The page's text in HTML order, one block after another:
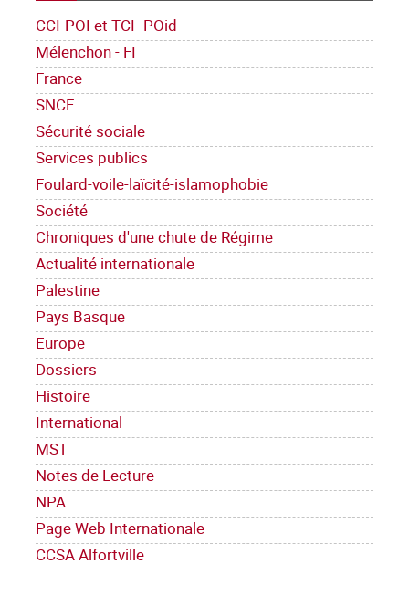
CCI-POI et TCI- POid
Mélenchon - FI
France
SNCF
Sécurité sociale
Services publics
Foulard-voile-laïcité-islamophobie
Société
Chroniques d'une chute de Régime
Actualité internationale
Palestine
Pays Basque
Europe
Dossiers
Histoire
International
MST
Notes de Lecture
NPA
Page Web Internationale
CCSA Alfortville